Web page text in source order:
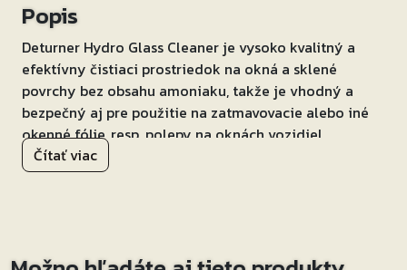
Popis
Deturner Hydro Glass Cleaner je vysoko kvalitný a
efektívny čistiaci prostriedok na okná a sklené
povrchy bez obsahu amoniaku, takže je vhodný a
bezpečný aj pre použitie na zatmavovacie alebo iné
okenné fólie, resp. polepy na oknách vozidiel.
Prostriedok je charakteristický rýchlym odparovaním,
Čítať viac